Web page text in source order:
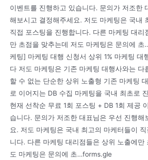
이벤트를 진행하고 있습니다. 문의가 저조한
해보시고 결정해주세요. 저도 마케팅은 국내
직접 포스팅을 진행합니다. 다른 마케팅 대리
만 초점을 맞추는데 저도 마케팅은 문의에
케팅] 마케팅 대행 신청서 상위 1% 마케팅 대
다 저도 마케팅은 기존 마케팅 대행사와는 다
할 수 없는 단순한 상위 노출형 기존 마케팅
로 이어지는 DB 수집 마케팅을 국내 최초로
현재 선착순 무료 1회 포스팅 + DB 1회 제공
습니다. 문의가 저조한 대표님은 우선 진행해
요. 저도 마케팅은 국내 최고의 마케터들이
니다. 다른 마케팅 대리점들은 상위 노출에만
도 마케팅은 문의에 초…forms.gle